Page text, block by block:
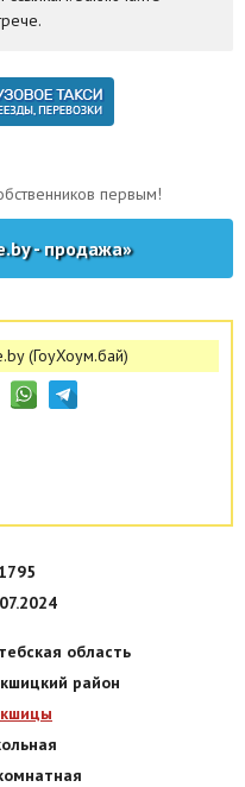
- продажа»
первым!
(ГоуХоум.бай)
область
район